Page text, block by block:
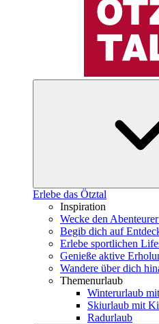
Erlebe das Ötztal
Inspiration
Wecke den
Begib dich auf
Erlebe sportlichen
Genieße aktive
Wandere über dich
Themenurlaub
Winterurlaub
Skiurlaub mit
Radurlaub